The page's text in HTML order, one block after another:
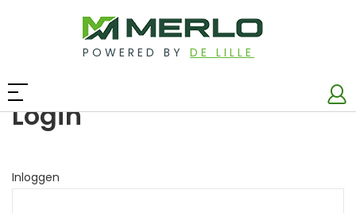
POWERED BY DE LILLE
Login
Inloggen